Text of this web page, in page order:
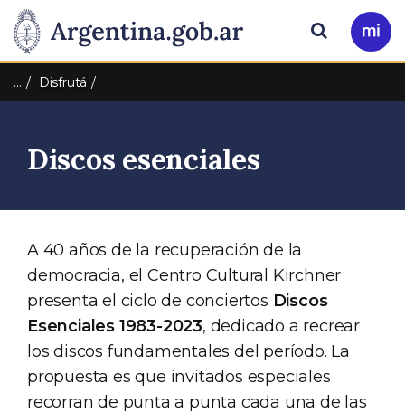
Presidencia
de
Nación
Pasar al contenido principal
Ir
a
Buscar
… Disfrutá
Discos esenciales
A 40 años de la recuperación de la
democracia, el Centro Cultural Kirchner
presenta el ciclo de conciertos Discos
Esenciales 1983-2023, dedicado a recrear
los discos fundamentales del período. La
propuesta es que invitados especiales
recorran de punta a punta cada una de las